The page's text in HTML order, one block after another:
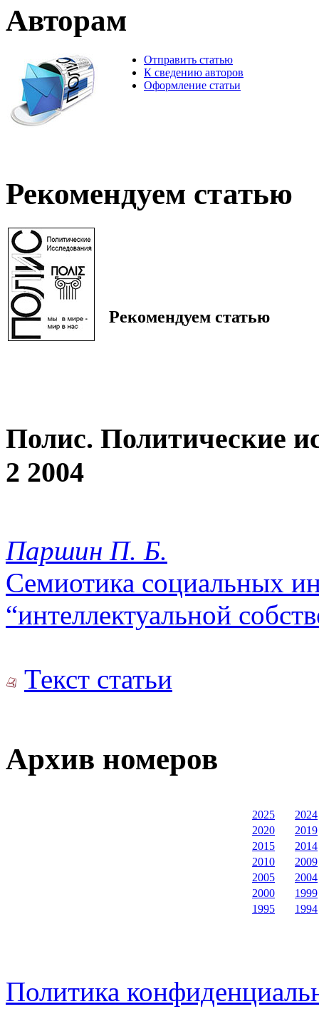
Авторам
Отправить статью
К сведению авторов
Оформление статьи
Рекомендуем статью
Рекомендуем статью
Полис. Политические
2 2004
Паршин П. Б.
Семиотика социальных
“интеллектуальной
Текст статьи
Архив номеров
2025
2024
2020
2019
2015
2014
2010
2009
2005
2004
2000
1999
1995
1994
Политика